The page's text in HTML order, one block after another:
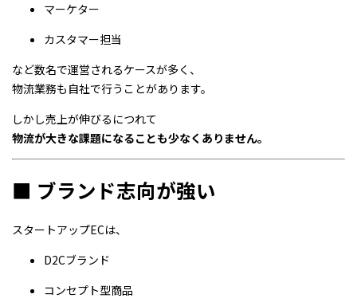
マーケター
カスタマー担当
など数名で運営されるケースが多く、
物流業務も自社で行うことがあります。
しかし売上が伸びるにつれて
物流が大きな課題になることも少なくありません。
■ ブランド志向が強い
スタートアップECは、
D2Cブランド
コンセプト型商品